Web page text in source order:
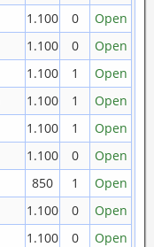
1.100 0
Open
1.100 0
Open
1.100 1
Open
1.100 1
Open
1.100 1
Open
1.100 0
Open
850 1
Open
1.100 0
Open
1.100 0
Open